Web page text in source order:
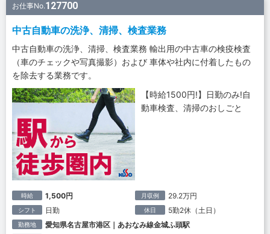
お仕事No.127700
中古自動車の洗浄、清掃、検査業務
中古自動車の洗浄、清掃、検査業務 輸出用の中古車の検疫検査
（車のチェックや写真撮影）および 車体や社内に付着したもの
を除去する業務です。
【時給1500円!】日勤のみ!自
動車検査、清掃のおしごと
時給 1,500円 月収例 29.2万円
シフト 日勤 休日 5勤2休（土日）
勤務地 愛知県名古屋市港区｜あおなみ線金城ふ頭駅